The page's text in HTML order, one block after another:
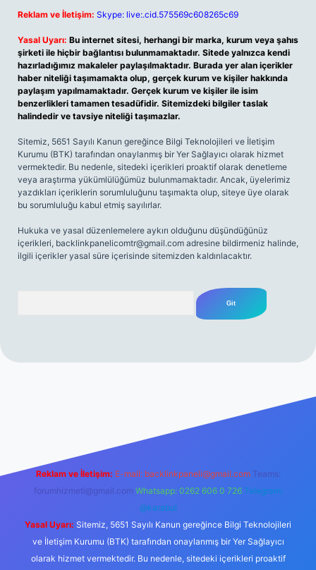
Reklam ve İletişim: Skype: live:.cid.575569c608265c69
Yasal Uyarı: Bu internet sitesi, herhangi bir marka, kurum veya şahıs
şirketi ile hiçbir bağlantısı bulunmamaktadır. Sitede yalnızca kendi
hazırladığımız makaleler paylaşılmaktadır. Burada yer alan içerikler
haber niteliği taşımamakta olup, gerçek kurum ve kişiler hakkında
paylaşım yapılmamaktadır. Gerçek kurum ve kişiler ile isim
benzerlikleri tamamen tesadüfidir. Sitemizdeki bilgiler taslak
halindedir ve tavsiye niteliği taşımazlar.
Sitemiz, 5651 Sayılı Kanun gereğince Bilgi Teknolojileri ve İletişim
Kurumu (BTK) tarafından onaylanmış bir Yer Sağlayıcı olarak hizmet
vermektedir. Bu nedenle, sitedeki içerikleri proaktif olarak denetleme
veya araştırma yükümlülüğümüz bulunmamaktadır. Ancak, üyelerimiz
yazdıkları içeriklerin sorumluluğunu taşımakta olup, siteye üye olarak
bu sorumluluğu kabul etmiş sayılırlar.
Hukuka ve yasal düzenlemelere aykırı olduğunu düşündüğünüz
içerikleri, backlinkpanelicomtr@gmail.com adresine bildirmeniz halinde,
ilgili içerikler yasal süre içerisinde sitemizden kaldırılacaktır.
Reklam ve İletişim: E-mail: backlinkpaneli@gmail.com Teams:
forumhizmeti@gmail.com Whatsapp: 0262 606 0 726 Telegram:
@karabul
Yasal Uyarı: Sitemiz, 5651 Sayılı Kanun gereğince Bilgi Teknolojileri
ve İletişim Kurumu (BTK) tarafından onaylanmış bir Yer Sağlayıcı
olarak hizmet vermektedir. Bu nedenle, sitedeki içerikleri proaktif